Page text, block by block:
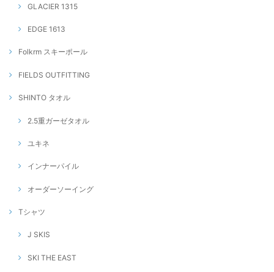
GLACIER 1315
EDGE 1613
Folkrm スキーポール
FIELDS OUTFITTING
SHINTO タオル
2.5重ガーゼタオル
ユキネ
インナーパイル
オーダーソーイング
Tシャツ
J SKIS
SKI THE EAST